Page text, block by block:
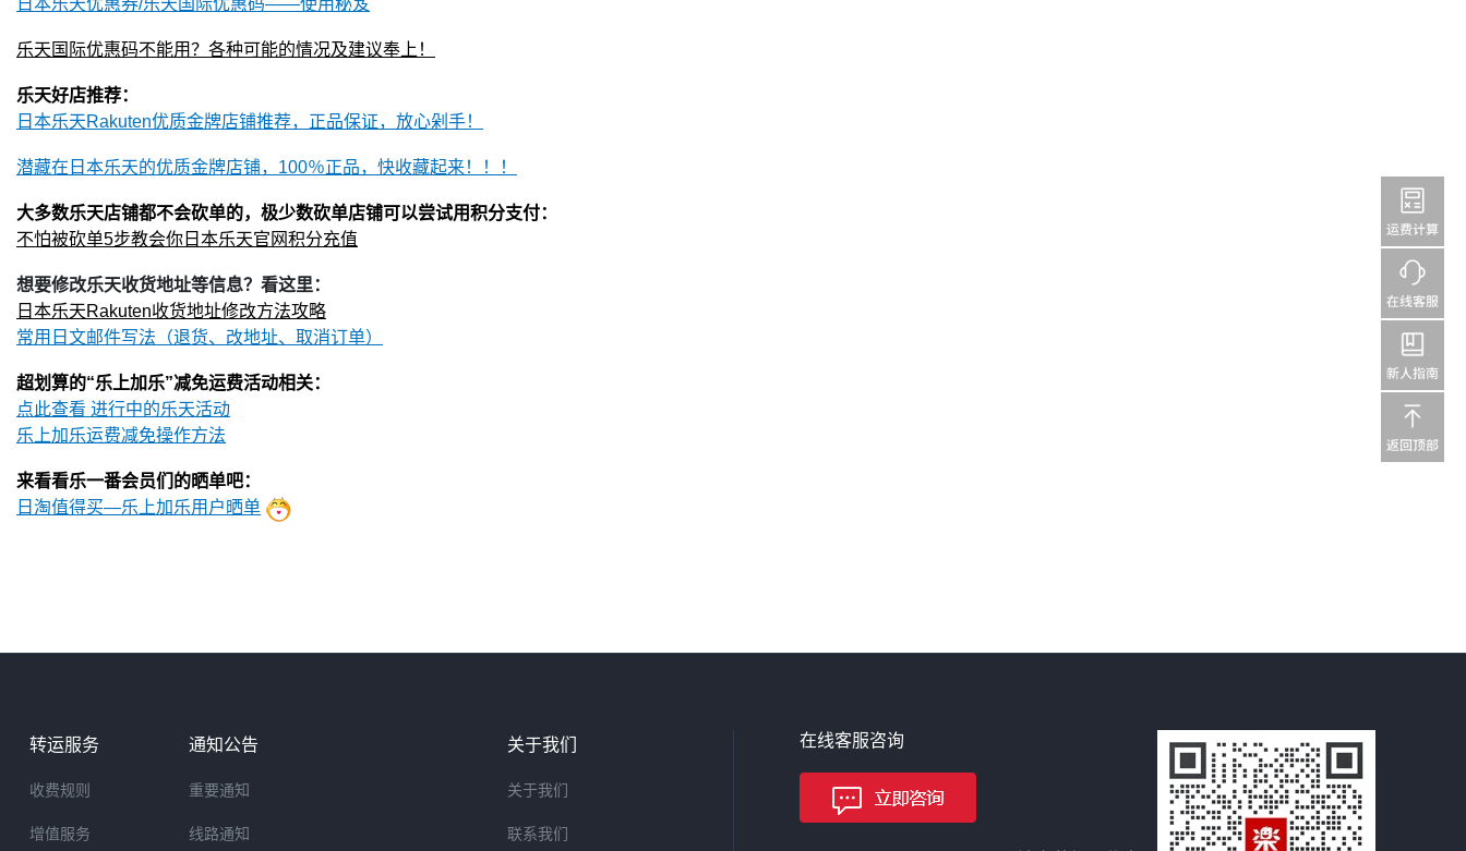
乐天国际优惠码不能用？各种可能的情况及建议奉上！
乐天好店推荐：
日本乐天Rakuten优质金牌店铺推荐，正品保证，放心剁手！
潜藏在日本乐天的优质金牌店铺，100％正品，快收藏起来！！！
大多数乐天店铺都不会砍单的，极少数砍单店铺可以尝试用积分支付：
不怕被砍单5步教会你日本乐天官网积分充值
想要修改乐天收货地址等信息？看这里：
日本乐天Rakuten收货地址修改方法攻略
常用日文邮件写法（退货、改地址、取消订单）
超划算的“乐上加乐”减免运费活动相关：
点此查看 进行中的乐天活动
乐上加乐运费减免操作方法
来看看乐一番会员们的晒单吧：
日淘值得买—乐上加乐用户晒单
转运服务
收费规则
增值服务
通知公告
重要通知
线路通知
关于我们
关于我们
联系我们
在线客服咨询